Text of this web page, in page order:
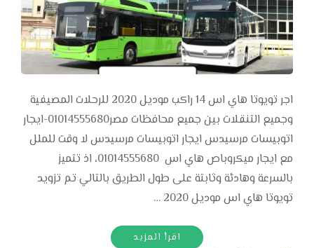
اجر تويوتا هاي اس 14 راكب موديل 2020 للرحلات المصيفية
وجميع التنقلات بين جميع محافظات مصر01014555680-ايجار
اتوبيسات مرسيدس ايجار اتوبيسات مرسيدس لا وقت للملل
مع ايجار ميكروباص هاي اس 01014555680، اذ تتميز
بالسرعة وهادئة وثابتة على طول الطريق بالتالي تم تزويد
تويوتا هاي اس موديل 2020 …
اقرأ المزيد